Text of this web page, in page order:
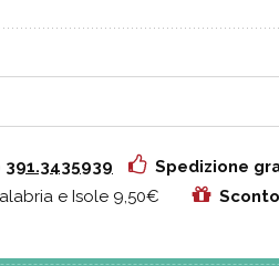
391.3435939
Spedizione
e Isole 9,50€